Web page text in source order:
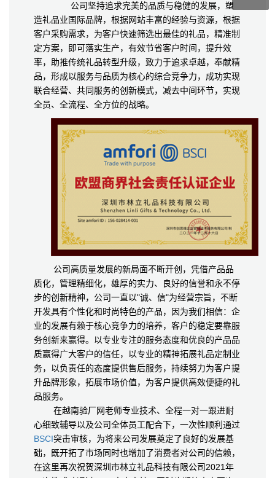
公司坚持追求完美的品质与稳健的发展，塑
造礼品业国际品牌，根据网站丰富的经验与资源，根据
客户采购需求，为客户快速筛选出最佳的礼品，精准制
定方案，即可落实生产，有效节省客户时间，提升效
率，助推传统礼品转型升级，致力于追求卓越，奉献精
品，形成以服务与品质为核心的综合竞争力，成功实现
联合经营、共同服务的创新模式，减去中间环节，实现
全员、全流程、全方位的战略。
公司高质量发展的新局面不断开创，凭借产品品
质化，管理精细化，雄厚的实力、良好的信誉和永不停
步的创新精神，公司一直以"诚、信"为经营宗旨，不断
开发具有个性化和时尚特色的产品，因为我们相信：企
业的发展有赖于核心竞争力的培养，客户的稳定要靠服
务创新来赢得。以专业专注的服务态度和优良的产品品
质赢得广大客户的信任，以专业的精神拓展礼品定制业
务，以负责任的态度提供售后服务，持续努力为客户提
升品牌形象，拓展市场价值，为客户提供高效便捷的礼
品服务。
在越南验厂网老师专业技术、全程一对一跟进耐
心细致辅导以及公司全体员工配合下，一次性顺利通过
BSCI突击审核，为将来公司发展奠定了良好的发展基
础，既开拓了市场同时也增加了消费者对公司的信赖，
在这里再次祝贺深圳市林立礼品科技有限公司2021年